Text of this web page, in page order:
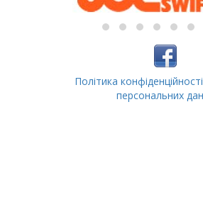
Політика
персональних